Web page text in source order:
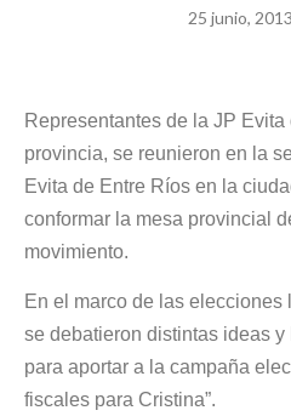
25 junio,
Representantes de la JP
provincia, se reunieron en la
Evita de Entre Ríos en la
conformar la mesa provincial
movimiento.
En el marco de las elecciones
se debatieron distintas ideas
para aportar a la campaña
fiscales para Cristina”.